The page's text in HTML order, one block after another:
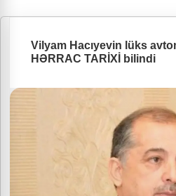
Vilyam Hacıyevin lüks
HƏRRAC TARİXİ bilindi